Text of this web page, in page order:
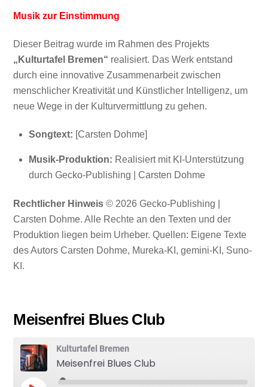
Musik zur Einstimmung
Dieser Beitrag wurde im Rahmen des Projekts
„Kulturtafel Bremen“ realisiert. Das Werk entstand
durch eine innovative Zusammenarbeit zwischen
menschlicher Kreativität und Künstlicher Intelligenz, um
neue Wege in der Kulturvermittlung zu gehen.
Songtext: [Carsten Dohme]
Musik-Produktion: Realisiert mit KI-Unterstützung
durch Gecko-Publishing | Carsten Dohme
Rechtlicher Hinweis © 2026 Gecko-Publishing |
Carsten Dohme. Alle Rechte an den Texten und der
Produktion liegen beim Urheber. Quellen: Eigene Texte
des Autors Carsten Dohme, Mureka-KI, gemini-KI, Suno-
KI.
Meisenfrei Blues Club
Kulturtafel Bremen
Meisenfrei Blues Club